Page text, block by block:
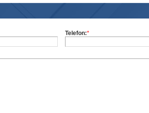
Telefon:*